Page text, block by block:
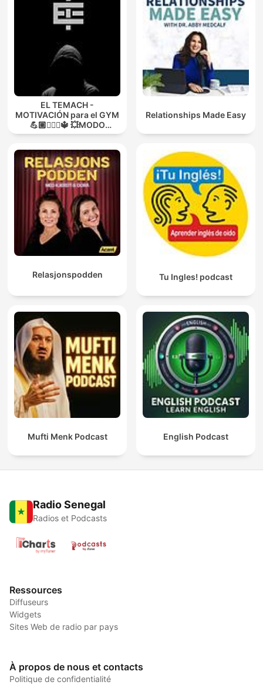
EL TEMACH -
MOTIVACIÓN para el GYM
💪🏼🏋🏻‍♀🔱 💥MODO
GUERRA💥
Relationships Made Easy
Relasjonspodden Tu Ingles! podcast
Mufti Menk Podcast English Podcast
Radio Senegal
Radios et Podcasts
Ressources
Diffuseurs
Widgets
Sites Web de radio par pays
À propos de nous et contacts
Politique de confidentialité